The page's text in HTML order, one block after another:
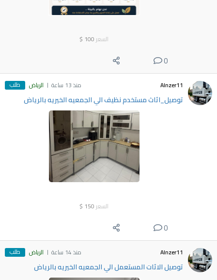
السعر 100
$
0
Alnzer11 منذ 13 ساعة الرياض طلب
توصيل_اثاث مستخدم نظيف الي الجمعيه الخيريه بالرياض
السعر 150
$
0
Alnzer11 منذ 14 ساعة الرياض طلب
توصيل الاثات المستعمل الي الجمعيه الخيريه بالرياض